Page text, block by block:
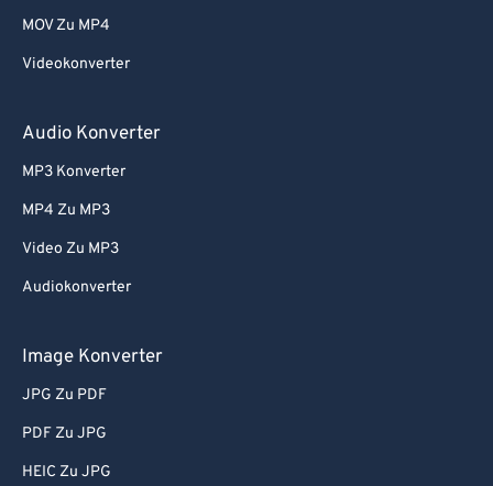
MOV Zu MP4
Videokonverter
Audio Konverter
MP3 Konverter
MP4 Zu MP3
Video Zu MP3
Audiokonverter
Image Konverter
JPG Zu PDF
PDF Zu JPG
HEIC Zu JPG